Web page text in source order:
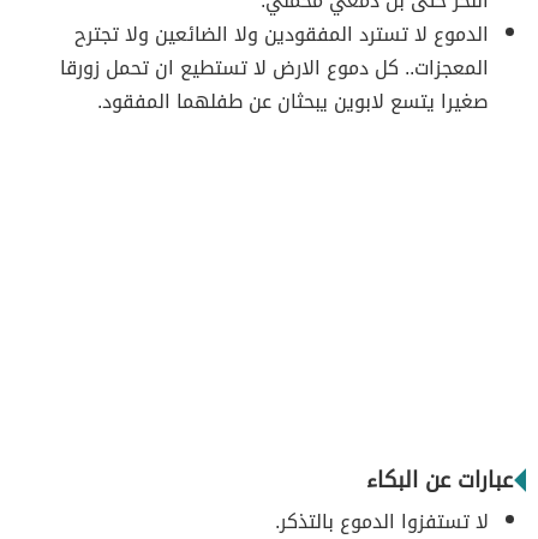
الدموع لا تسترد المفقودين ولا الضائعين ولا تجترح
المعجزات.. كل دموع الارض لا تستطيع ان تحمل زورقا
صغيرا يتسع لابوين يبحثان عن طفلهما المفقود.
عبارات عن البكاء
لا تستفزوا الدموع بالتذكر.